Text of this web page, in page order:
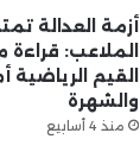
أزمة العدالة
الملاعب:
القيم
والشهرة
منذ 4 أسابيع